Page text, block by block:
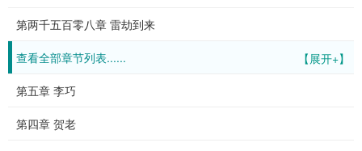
第两千五百零八章 雷劫到来
【展开+】
查看全部章节列表......
第五章 李巧
第四章 贺老